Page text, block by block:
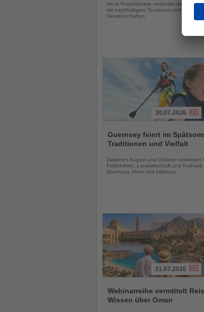
Neue Projektphase verbindet den
mit nachhaltigem Tourismus und der
Gemeinschaften
Sie
die
30.07.2026
Guernsey feiert im
Traditionen und Vielfalt
Zwischen August und Oktober verbinden
Freilichtkino, Landwirtschaft und Kulinarik
Guernsey, Herm und Alderney
Sie
die
31.07.2026
Webinarreihe vermittelt
Wissen über Oman